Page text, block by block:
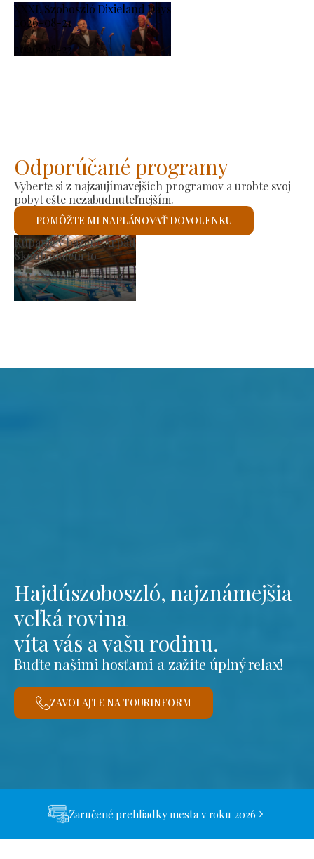
XXXI. Szoboszló Dixieland Days
2026-08-21
-
2026-08-23
Odporúčané programy
Vyberte si z najzaujímavejších programov a urobte svoj
pobyt ešte nezabudnuteľnejším.
POMÔŽTE MI NAPLÁNOVAŤ DOVOLENKU
Trh výrobcov
Skontrolujem to
Hajdúszoboszló, najznámejšia
veľká rovina
víta vás a vašu rodinu.
Buďte našimi hosťami a zažite úplný relax!
ZAVOLAJTE NA TOURINFORM
Zaručené prehliadky mesta v roku 2026